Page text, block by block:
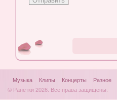
Музыка Клипы Концерты
Разное
© Ранетки 2026. Все права защищены.